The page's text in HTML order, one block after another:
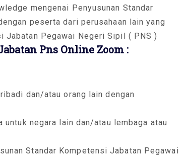
mengenai Penyusunan Standar
peserta dari perusahaan lain yang
Jabatan Pegawai Negeri Sipil ( PNS )
Pns Online Zoom :
dan/atau orang lain dengan
negara lain dan/atau lembaga atau
Standar Kompetensi Jabatan Pegawai